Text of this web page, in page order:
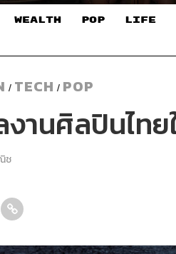
WEALTH POP LIFE
/ TECH / POP
านศิลปินไท
ช